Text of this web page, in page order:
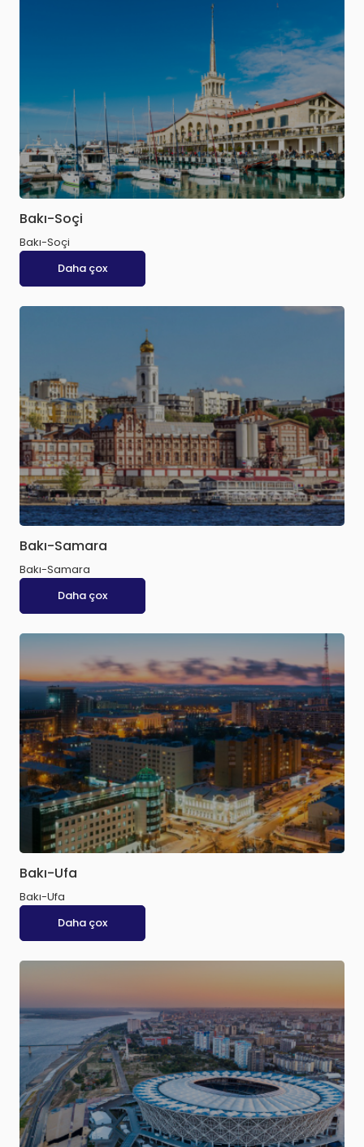
Bakı-Soçi
Bakı-Soçi
Daha çox
Bakı-Samara
Bakı-Samara
Daha çox
Bakı-Ufa
Bakı-Ufa
Daha çox